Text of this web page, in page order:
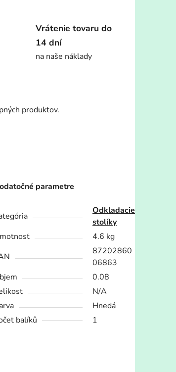
Vrátenie tovaru do
14 dní
na naše náklady
produktov.
parametre
Odkladacie
stolíky
4.6 kg
87202860
06863
0.08
N/A
Hnedá
balíků
1